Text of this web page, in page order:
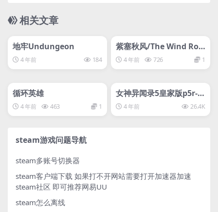
相关文章
地牢Undungeon
4 年前 184
svip专属
紫塞秋风/The Wind Roa
d 4 年前 726 1
循环英雄
4 年前 463 1
svip专属
女神异闻录5皇家版p5r-D
加密4 年前 26.4K
steam游戏问题导航
steam多账号切换器
steam客户端下载 如果打不开网站需要打开加速器加速
steam社区 即可推荐网易UU
steam怎么离线